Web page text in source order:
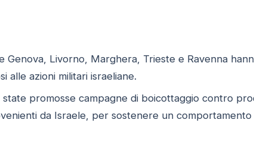
Genova, Livorno, Marghera, Trieste e Ravenna
alle azioni militari israeliane.
state promosse campagne di boicottaggio contro
da Israele, per sostenere un comportamento